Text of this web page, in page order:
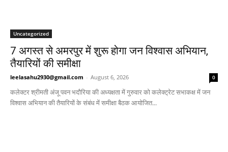
Uncategorized
7 अगस्त से अमरपुर में शुरू होगा जन विश्वास अभियान,
तैयारियों की समीक्षा
leelasahu2930@gmail.com - August 6, 2026 0
कलेक्टर श्रीमती अंजू पवन भदौरिया की अध्यक्षता में गुरुवार को कलेक्ट्रेट सभाकक्ष में जन
विश्वास अभियान की तैयारियों के संबंध में समीक्षा बैठक आयोजित...